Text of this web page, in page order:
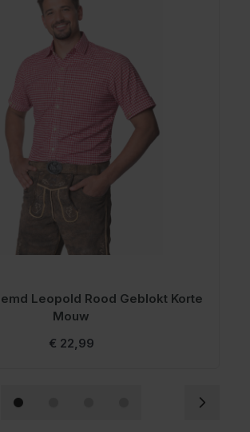
Leopold Rood Geblokt Korte
Mouw
€ 22,99